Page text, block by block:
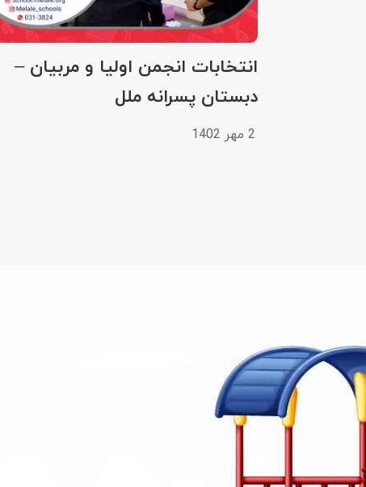
انتخابات انجمن اولیا و مربیان –
دبستان پسرانه ملل
2 مهر 1402